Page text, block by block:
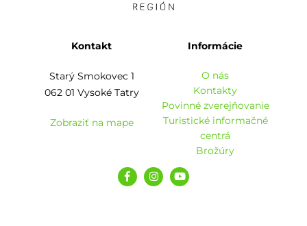
Kontakt
Starý Smokovec 1
062 01 Vysoké Tatry
Zobraziť na mape
Informácie
O nás
Kontakty
Povinné zverejňovanie
Turistické informačné
centrá
Brožúry